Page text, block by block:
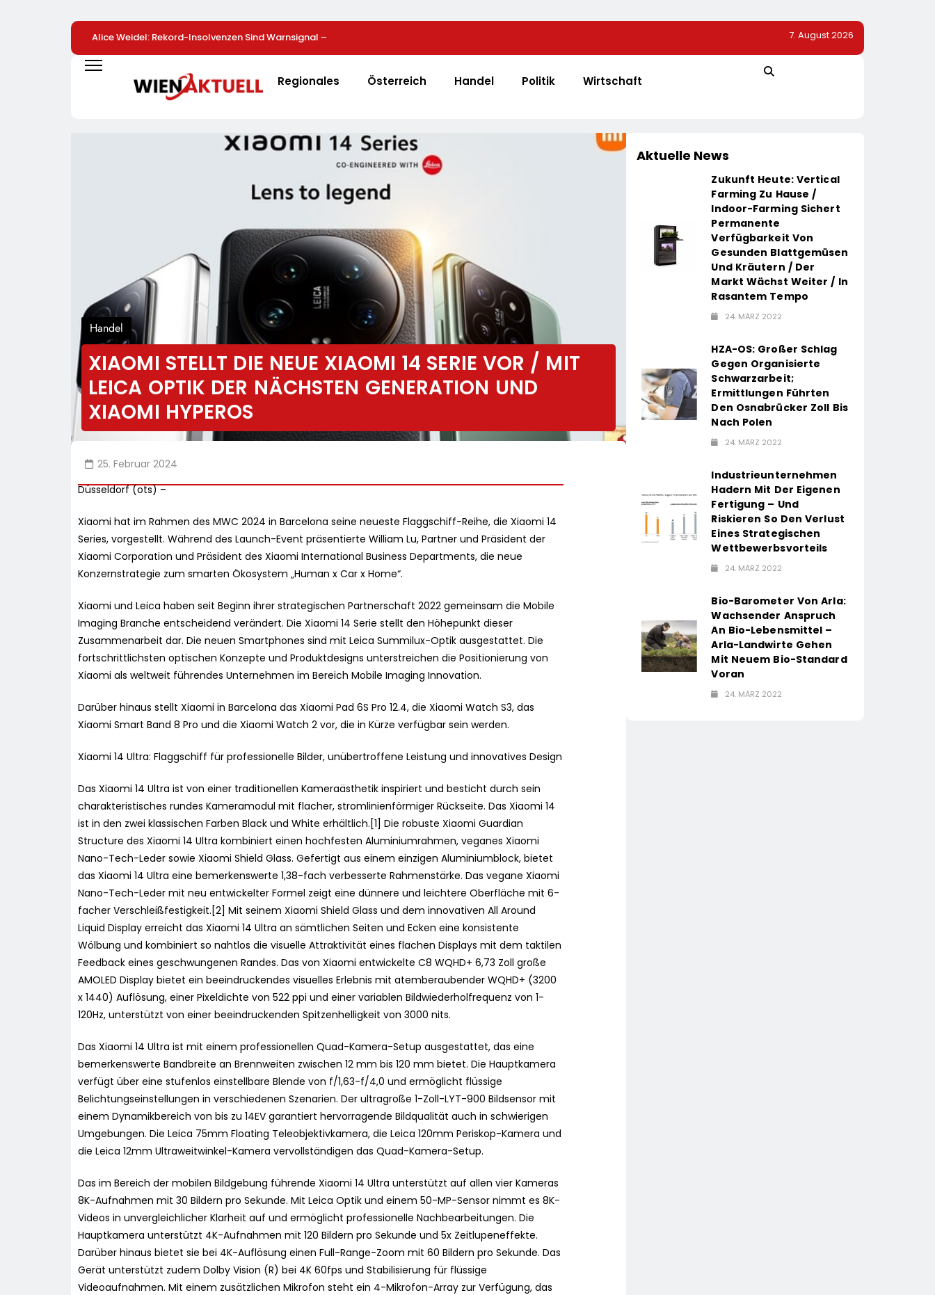
Alice Weidel: Rekord-Insolvenzen Sind Warnsignal –
Bundesregierung Verschärft Die Wirtschaftskrise
NATURKIND-Welt Bei EDEKA
80 Prozent Sagen NEIN Zu Patenten Auf Saatgut /
Umfrage In Fünf EU-Mitgliedstaaten
7. August 2026
Regionales Österreich Handel Politik Wirtschaft
Handel
XIAOMI STELLT DIE NEUE XIAOMI 14 SERIE VOR / MIT
LEICA OPTIK DER NÄCHSTEN GENERATION UND
XIAOMI HYPEROS
25. Februar 2024
Düsseldorf (ots) –
Xiaomi hat im Rahmen des MWC 2024 in Barcelona seine neueste Flaggschiff-Reihe, die Xiaomi 14
Series, vorgestellt. Während des Launch-Event präsentierte William Lu, Partner und Präsident der
Xiaomi Corporation und Präsident des Xiaomi International Business Departments, die neue
Konzernstrategie zum smarten Ökosystem „Human x Car x Home“.
Xiaomi und Leica haben seit Beginn ihrer strategischen Partnerschaft 2022 gemeinsam die Mobile
Imaging Branche entscheidend verändert. Die Xiaomi 14 Serie stellt den Höhepunkt dieser
Zusammenarbeit dar. Die neuen Smartphones sind mit Leica Summilux-Optik ausgestattet. Die
fortschrittlichsten optischen Konzepte und Produktdesigns unterstreichen die Positionierung von
Xiaomi als weltweit führendes Unternehmen im Bereich Mobile Imaging Innovation.
Darüber hinaus stellt Xiaomi in Barcelona das Xiaomi Pad 6S Pro 12.4, die Xiaomi Watch S3, das
Xiaomi Smart Band 8 Pro und die Xiaomi Watch 2 vor, die in Kürze verfügbar sein werden.
Xiaomi 14 Ultra: Flaggschiff für professionelle Bilder, unübertroffene Leistung und innovatives Design
Das Xiaomi 14 Ultra ist von einer traditionellen Kameraästhetik inspiriert und besticht durch sein
charakteristisches rundes Kameramodul mit flacher, stromlinienförmiger Rückseite. Das Xiaomi 14
ist in den zwei klassischen Farben Black und White erhältlich.[1] Die robuste Xiaomi Guardian
Structure des Xiaomi 14 Ultra kombiniert einen hochfesten Aluminiumrahmen, veganes Xiaomi
Nano-Tech-Leder sowie Xiaomi Shield Glass. Gefertigt aus einem einzigen Aluminiumblock, bietet
das Xiaomi 14 Ultra eine bemerkenswerte 1,38-fach verbesserte Rahmenstärke. Das vegane Xiaomi
Nano-Tech-Leder mit neu entwickelter Formel zeigt eine dünnere und leichtere Oberfläche mit 6-
facher Verschleißfestigkeit.[2] Mit seinem Xiaomi Shield Glass und dem innovativen All Around
Liquid Display erreicht das Xiaomi 14 Ultra an sämtlichen Seiten und Ecken eine konsistente
Wölbung und kombiniert so nahtlos die visuelle Attraktivität eines flachen Displays mit dem taktilen
Feedback eines geschwungenen Randes. Das von Xiaomi entwickelte C8 WQHD+ 6,73 Zoll große
AMOLED Display bietet ein beeindruckendes visuelles Erlebnis mit atemberaubender WQHD+ (3200
x 1440) Auflösung, einer Pixeldichte von 522 ppi und einer variablen Bildwiederholfrequenz von 1-
120Hz, unterstützt von einer beeindruckenden Spitzenhelligkeit von 3000 nits.
Das Xiaomi 14 Ultra ist mit einem professionellen Quad-Kamera-Setup ausgestattet, das eine
bemerkenswerte Bandbreite an Brennweiten zwischen 12 mm bis 120 mm bietet. Die Hauptkamera
verfügt über eine stufenlos einstellbare Blende von f/1,63-f/4,0 und ermöglicht flüssige
Belichtungseinstellungen in verschiedenen Szenarien. Der ultragroße 1-Zoll-LYT-900 Bildsensor mit
einem Dynamikbereich von bis zu 14EV garantiert hervorragende Bildqualität auch in schwierigen
Umgebungen. Die Leica 75mm Floating Teleobjektivkamera, die Leica 120mm Periskop-Kamera und
die Leica 12mm Ultraweitwinkel-Kamera vervollständigen das Quad-Kamera-Setup.
Das im Bereich der mobilen Bildgebung führende Xiaomi 14 Ultra unterstützt auf allen vier Kameras
8K-Aufnahmen mit 30 Bildern pro Sekunde. Mit Leica Optik und einem 50-MP-Sensor nimmt es 8K-
Videos in unvergleichlicher Klarheit auf und ermöglicht professionelle Nachbearbeitungen. Die
Hauptkamera unterstützt 4K-Aufnahmen mit 120 Bildern pro Sekunde und 5x Zeitlupeneffekte.
Darüber hinaus bietet sie bei 4K-Auflösung einen Full-Range-Zoom mit 60 Bildern pro Sekunde. Das
Gerät unterstützt zudem Dolby Vision (R) bei 4K 60fps und Stabilisierung für flüssige
Videoaufnahmen. Mit einem zusätzlichen Mikrofon steht ein 4-Mikrofon-Array zur Verfügung, das
Aktuelle News
Zukunft Heute: Vertical
Farming Zu Hause /
Indoor-Farming Sichert
Permanente
Verfügbarkeit Von
Gesunden Blattgemüsen
Und Kräutern / Der
Markt Wächst Weiter / In
Rasantem Tempo
24. MÄRZ 2022
HZA-OS: Großer Schlag
Gegen Organisierte
Schwarzarbeit;
Ermittlungen Führten
Den Osnabrücker Zoll Bis
Nach Polen
24. MÄRZ 2022
Industrieunternehmen
Hadern Mit Der Eigenen
Fertigung – Und
Riskieren So Den Verlust
Eines Strategischen
Wettbewerbsvorteils
24. MÄRZ 2022
Bio-Barometer Von Arla:
Wachsender Anspruch
An Bio-Lebensmittel –
Arla-Landwirte Gehen
Mit Neuem Bio-Standard
Voran
24. MÄRZ 2022